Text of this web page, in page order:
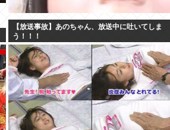
【放送事故】あのちゃん、放送中に吐いてしま
う！！！